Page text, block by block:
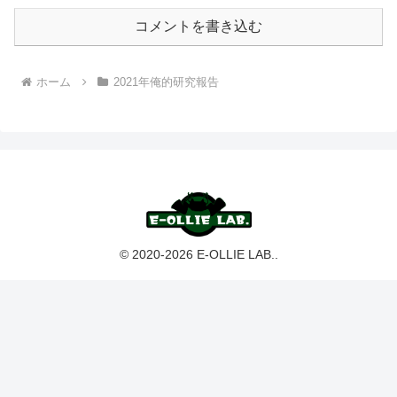
コメントを書き込む
ホーム 2021年俺的研究報告
© 2020-2026 E-OLLIE LAB..